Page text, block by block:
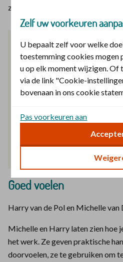
zorgverzekeraar
Goed voelen
Harry van de Pol en Michelle van
Michelle en Harry laten zien hoe
het werk. Ze geven praktische
doorvoelen, ze te gebruiken om
Zelf uw voorkeuren
U bepaalt zelf voor welke
toestemming cookies mogen
u op elk moment wijzigen. Of
via de link "Cookie-
bovenaan in ons cookie
Pas voorkeuren aan